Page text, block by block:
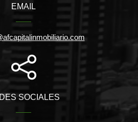
EMAIL
SOCIALES